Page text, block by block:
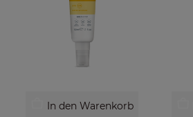
In den Warenkorb